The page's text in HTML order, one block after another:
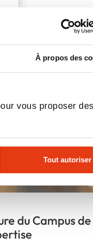
À propos des
vous proposer
Tout autoriser
du Campus de